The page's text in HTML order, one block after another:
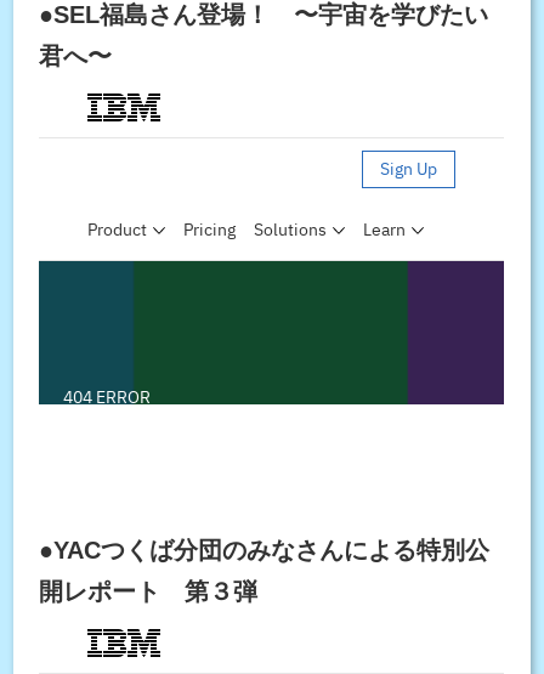
●SEL福島さん登場！ 〜宇宙を学びたい
君へ〜
●YACつくば分団のみなさんによる特別公
開レポート 第３弾